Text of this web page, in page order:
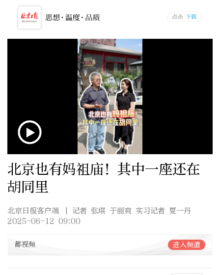
北京也有妈祖庙！其中一座还在
胡同里
北京日报客户端
| 记者 张琪 于丽爽 实习记者 夏一丹
2025-06-12 09:00
都视频 进入频道